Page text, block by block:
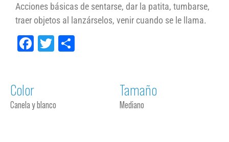
Acciones básicas de sentarse, dar la patita, tumbarse,
traer objetos al lanzárselos, venir cuando se le llama.
Facebook
Twitter
Color
Canela y blanco
Tamaño
Mediano